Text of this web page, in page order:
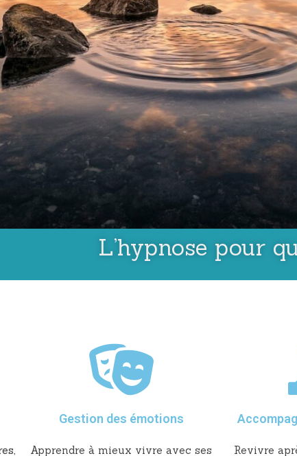
L’hypnose pour
Gestion des émotions
Apprendre à mieux vivre avec ses
Revivre